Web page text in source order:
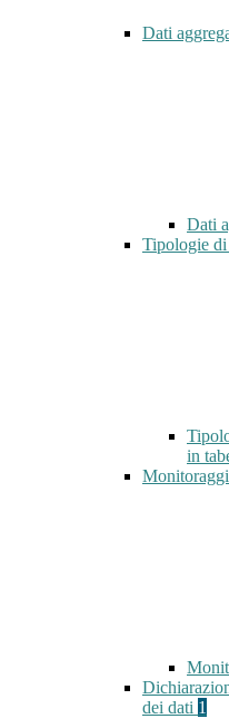
Dati
Dati
Tipologie
in
dei dati 1